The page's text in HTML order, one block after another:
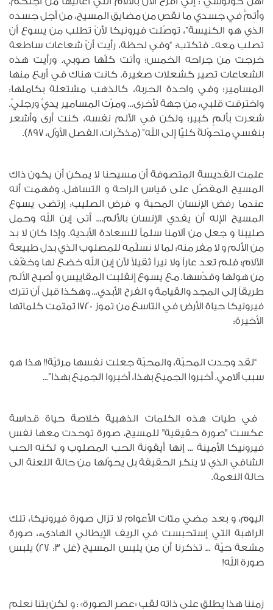
وأُتِمُّ في جسدي ما نقص من مضايق المسيح، من أجل جسده
الذي هو الكنيسة”، توصّلت فيرونيكا لأنْ تطلب من يسوع أن
تصلب معه.. فتكتب: “وفي لحظة، رأيت أنّ شعاعات ساطعة
خرجت من جراحه الخمس؛ وأتت كلّها صوبي. ورأيت هذه
الشعاعات تصير كشعلات صغيرة. كانت هناك في أربع منها
المسامير؛ وفي واحدة الحربة، كالذهب مشتعلة بكاملها:
واخترقت قلبي، من جهة لأخرى... ومرّت المسامير يديَّ ورجليّ.
شعرت بألمٍ كبير؛ ولكن في الألم نفسه، كنت أرى وأشعر
بنفسي متحوّلةً كليًّا إلى الله” (مذكّرات، القصل الأوّل، 897).
علمت القديسة المتصوفة أن مسيحنا لا يمكن أن يكون ذاك
المسيح المفَصّل على قياس الراحة و التساهل. وفهمت أنه
عندما رفض الإنسان المحبة و فرض الصليب: إرتضى يسوع
المسيح الإله أن يفدي الإنسان بالألم.... أتى إبن الله وحمل
صليبنا و جعل من آلامنا سلماً للسعادة الأبدية. وإذا كان لا بد
من الألم و لا مفر منه: لما لا نسلّمه للمصلوب الذي بدل طبيعة
الآلام؛ فلم تعد عاراً ولا نيراً ثقيلاً لأن إبن الله خضع لها وخفّف
من هولها وقدّسها. مع يسوع إنقلبت المقاييس و أصبح الألم
طريقاً إلى المجد والقيامة و الفرح الأبدي... وهكذا قبل أن تترك
فيرونيكا حياة الأرض في التاسع من تموز 1720 تمتمت كلماتها
الأخيرة:
“لقد وجدت المحبّة، والمحبّة جعلت نفسها مرئيّة!! هذا هو
سبب آلامي. أخبروا الجميع بهذا، أخبروا الجميع بهذا”...
في طيات هذه الكلمات الذهبية خلاصة حياة قداسة
عكست "صورة حقيقية" للمسيح، صورة توحدت معها نفس
فيرونيكا الأمينة ... إنها أيقونة الحب المصلوب و لكنه الحب
الشافي الذي لا ينكر الحقيقة بل يحوّلها من حالة اللعنة الى
حالة النعمة.
اليوم، و بعد مضي مئات الأعوام لا تزال صورة فيرونيكا، تلك
الراهبة التي إستحبست في الريف الإيطالي الهادىء، صورة
مشعة حيّة ... تذكرنا أن من يلبس المسيح (غل 3: 27) يلبس
صورة الله!
زمننا هذا يطلق على ذاته لقب «عصر الصورة» : و لكن بتنا نعلم